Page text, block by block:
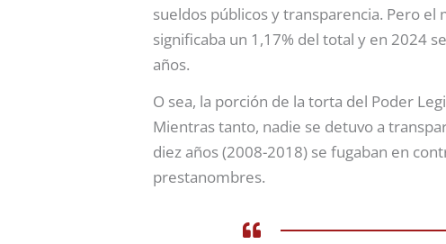
sueldos públicos y transparencia. Pero
significaba un 1,17% del total y en 2024
años.
O sea, la porción de la torta del Poder
Mientras tanto, nadie se detuvo a
diez años (2008-2018) se fugaban en
prestanombres.